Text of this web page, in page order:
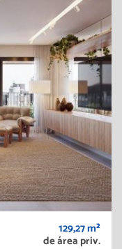
129,27 m²
de área priv.